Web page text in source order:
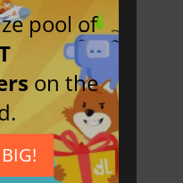
pool of
on the